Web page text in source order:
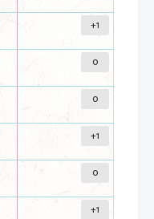
+1
0
0
+1
0
+1